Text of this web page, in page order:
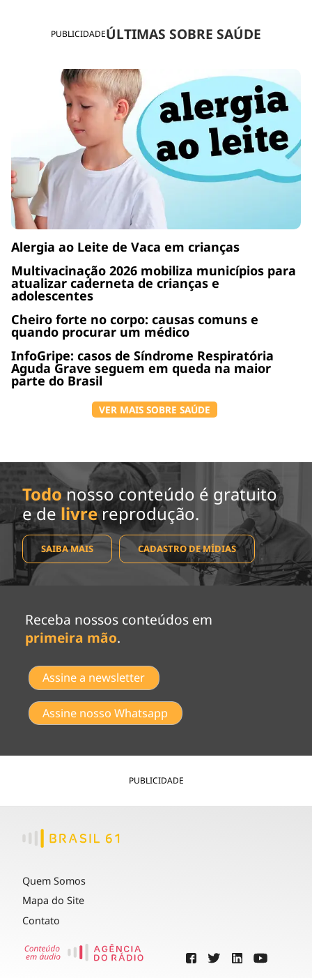
PUBLICIDADEÚLTIMAS SOBRE SAÚDE
Alergia ao Leite de Vaca em crianças
Multivacinação 2026 mobiliza municípios para
atualizar caderneta de crianças e
adolescentes
Cheiro forte no corpo: causas comuns e
quando procurar um médico
InfoGripe: casos de Síndrome Respiratória
Aguda Grave seguem em queda na maior
parte do Brasil
VER MAIS SOBRE SAÚDE
Todo nosso conteúdo é gratuito
e de livrereprodução.
SAIBA MAIS CADASTRO DE MÍDIAS
Receba nossos conteúdos em
primeira mão.
Assine a newsletter
Assine nosso Whatsapp
PUBLICIDADE
Quem Somos
Mapa do Site
Contato